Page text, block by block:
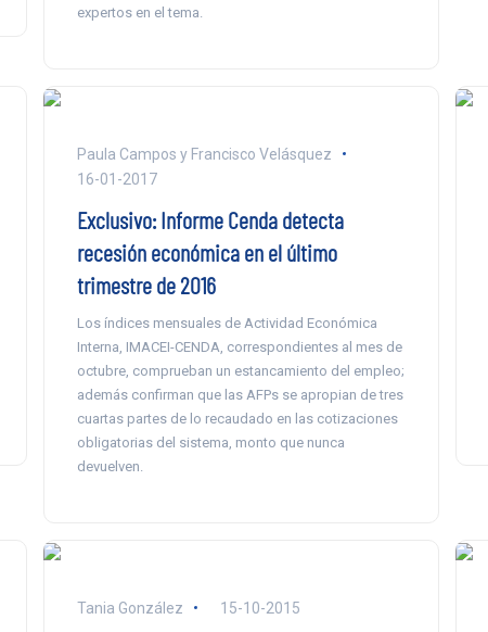
expertos en el tema.
Paula Campos y Francisco Velásquez
16-01-2017
Exclusivo: Informe Cenda detecta
recesión económica en el último
trimestre de 2016
Los índices mensuales de Actividad Económica
Interna, IMACEI-CENDA, correspondientes al mes de
octubre, comprueban un estancamiento del empleo;
además confirman que las AFPs se apropian de tres
cuartas partes de lo recaudado en las cotizaciones
obligatorias del sistema, monto que nunca
devuelven.
Tania González 15-10-2015